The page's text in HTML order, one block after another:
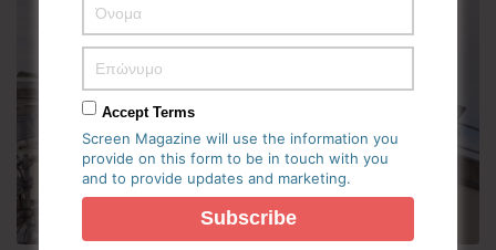
Accept Terms
Screen Magazine will use the information you
provide on this form to be in touch with you
and to provide updates and marketing.